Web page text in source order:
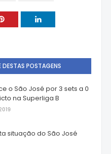
POSTAGENS
o São José por 3 sets a 0
na Superliga B
situação do São José